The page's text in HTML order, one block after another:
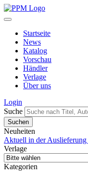
Startseite
News
Katalog
Vorschau
Händler
Verlage
Über uns
Login
Suche
Neuheiten
Aktuell in der Auslieferung
Verlage
Kategorien